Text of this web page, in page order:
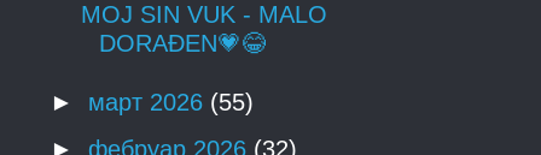
MOJ SIN VUK - MALO
DORAĐEN💗😂
► март 2026 (55)
► фебруар 2026 (32)